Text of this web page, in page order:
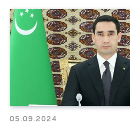
05.09.2024